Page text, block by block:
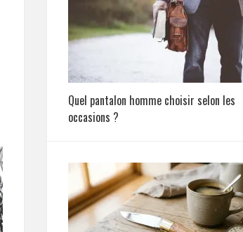
Quel pantalon homme choisir selon les
occasions ?